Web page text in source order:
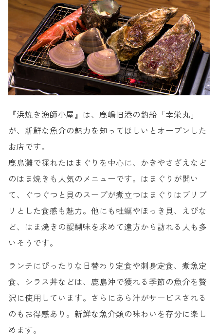
『浜焼き漁師小屋』は、鹿嶋旧港の釣船「幸栄丸」
が、新鮮な魚介の魅力を知ってほしいとオープンした
お店です。
鹿島灘で採れたはまぐりを中心に、かきやさざえなど
のはま焼きも人気のメニューです。はまぐりが開い
て、ぐつぐつと貝のスープが煮立つはまぐりはブリブ
リとした食感も魅力。他にも牡蠣やほっき貝、えびな
ど、はま焼きの醍醐味を求めて遠方から訪れる人も多
いそうです。
ランチにぴったりな日替わり定食や刺身定食、煮魚定
食、シラス丼などは、鹿島沖で獲れる季節の魚介を贅
沢に使用しています。さらにあら汁がサービスされる
のもお得感あり。新鮮な魚介類の味わいを存分に楽し
めます。